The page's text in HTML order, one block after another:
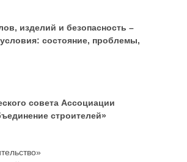
изделий и безопасность –
состояние, проблемы,
совета Ассоциации
строителей»